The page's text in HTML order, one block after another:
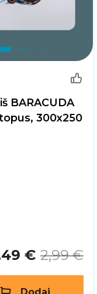
BARACUDA
300x250
€ 2,99 €